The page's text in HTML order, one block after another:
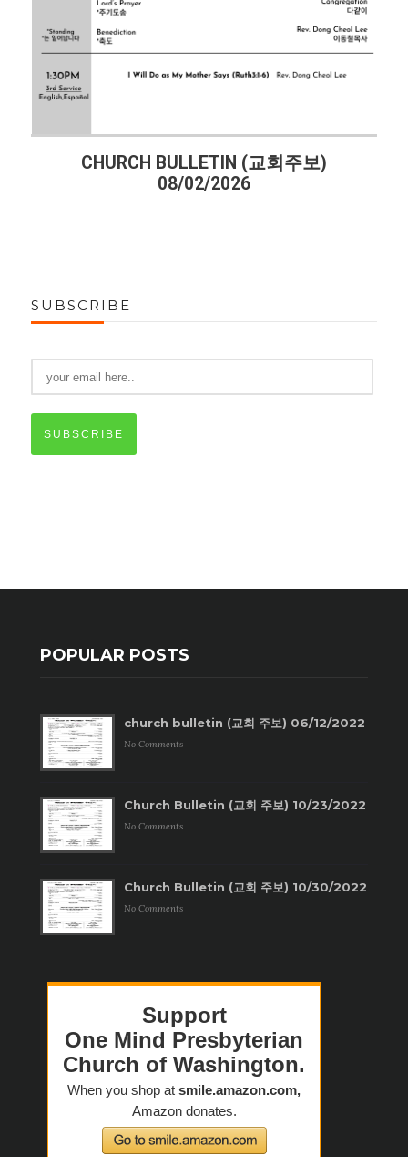
CHURCH BULLETIN (교회주보)
08/02/2026
SUBSCRIBE
SUBSCRIBE
POPULAR POSTS
church bulletin (교회 주보) 06/12/2022
No Comments
Church Bulletin (교회 주보) 10/23/2022
No Comments
Church Bulletin (교회 주보) 10/30/2022
No Comments